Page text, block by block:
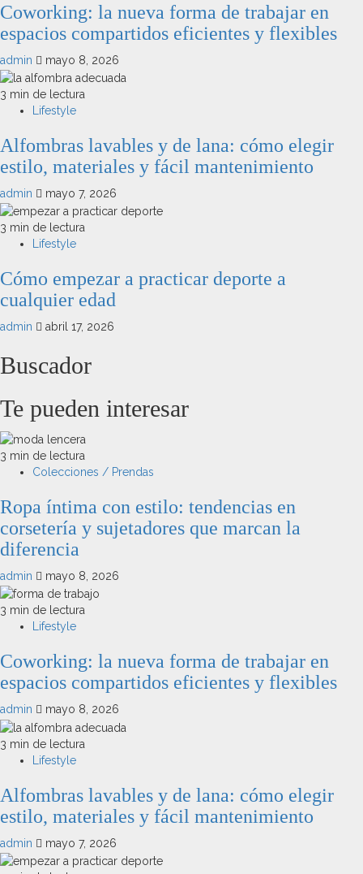
Coworking: la nueva forma de trabajar en
espacios compartidos eficientes y flexibles
admin mayo 8, 2026
3 min de lectura
Lifestyle
Alfombras lavables y de lana: cómo elegir
estilo, materiales y fácil mantenimiento
admin mayo 7, 2026
3 min de lectura
Lifestyle
Cómo empezar a practicar deporte a
cualquier edad
admin abril 17, 2026
Buscador
Te pueden interesar
3 min de lectura
Colecciones / Prendas
Ropa íntima con estilo: tendencias en
corsetería y sujetadores que marcan la
diferencia
admin mayo 8, 2026
3 min de lectura
Lifestyle
Coworking: la nueva forma de trabajar en
espacios compartidos eficientes y flexibles
admin mayo 8, 2026
3 min de lectura
Lifestyle
Alfombras lavables y de lana: cómo elegir
estilo, materiales y fácil mantenimiento
admin mayo 7, 2026